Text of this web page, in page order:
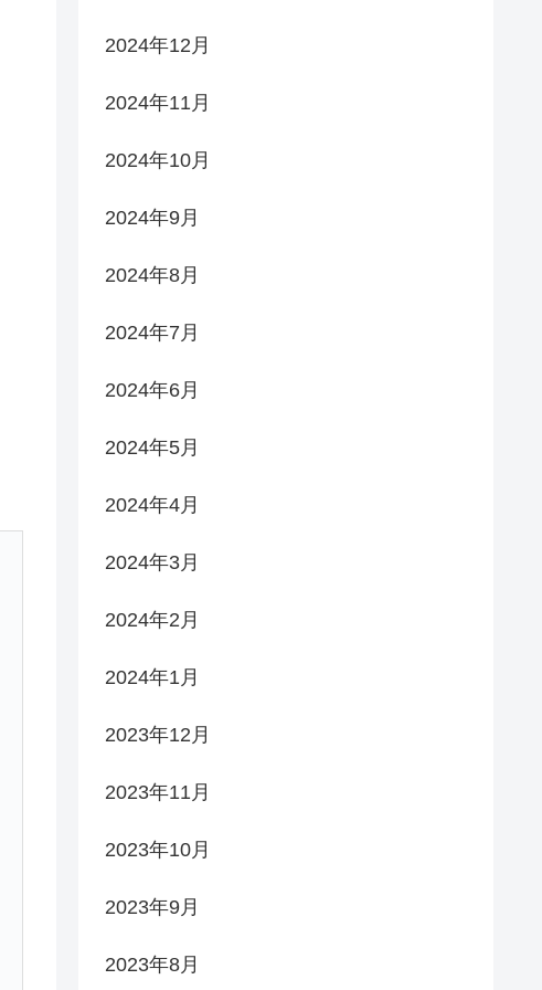
2024年12月
2024年11月
2024年10月
2024年9月
2024年8月
2024年7月
2024年6月
2024年5月
2024年4月
2024年3月
2024年2月
2024年1月
2023年12月
2023年11月
2023年10月
2023年9月
2023年8月